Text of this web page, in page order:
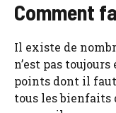
Comment
Il existe de
n’est pas
points dont il
tous les bienfaits